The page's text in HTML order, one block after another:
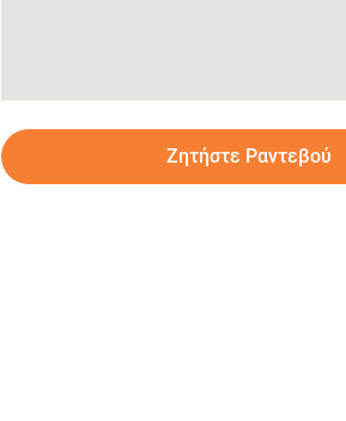
Ζητήστε Ραντεβού